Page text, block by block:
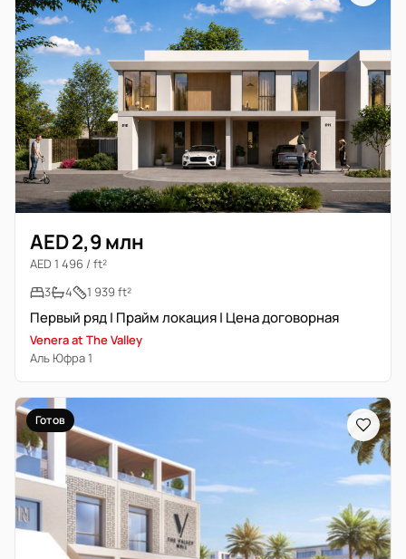
AED 2,9 млн
AED 1 496 / ft²
3
4 1 939 ft²
Первый ряд | Прайм локация | Цена договорная
Venera at The Valley
Аль Юфра 1
Готов